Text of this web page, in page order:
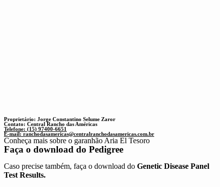
Proprietário: Jorge Constantino Selume Zaror
Contato: Central Rancho das Américas
Telefone: (15) 97400-6651
E-mail:ranchodasamericas@centralranchodasamericas.com.br
Conheça mais sobre o garanhão Aria El Tesoro
Faça o download do Pedigree
Caso precise também, faça o download do Genetic Disease Panel
Test Results.